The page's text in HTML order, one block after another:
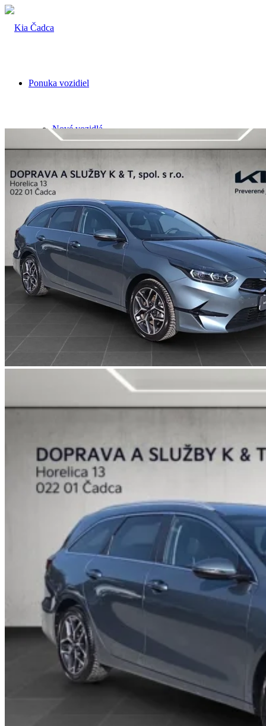
Ponuka vozidiel
Nové vozidlá
Predvádzacie vozidlá
Jazdené vozidlá
TOP ponuky
Autoservis
Kontakt
Predaj vozidiel
Servis vozidiel
Cenníky a brožúry
Menu Menu